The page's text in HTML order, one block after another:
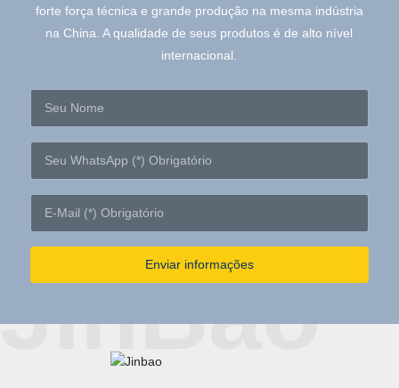
forte força técnica e grande produção na mesma indústria
na China. A qualidade de seus produtos é de alto nível
internacional.
Enviar informações